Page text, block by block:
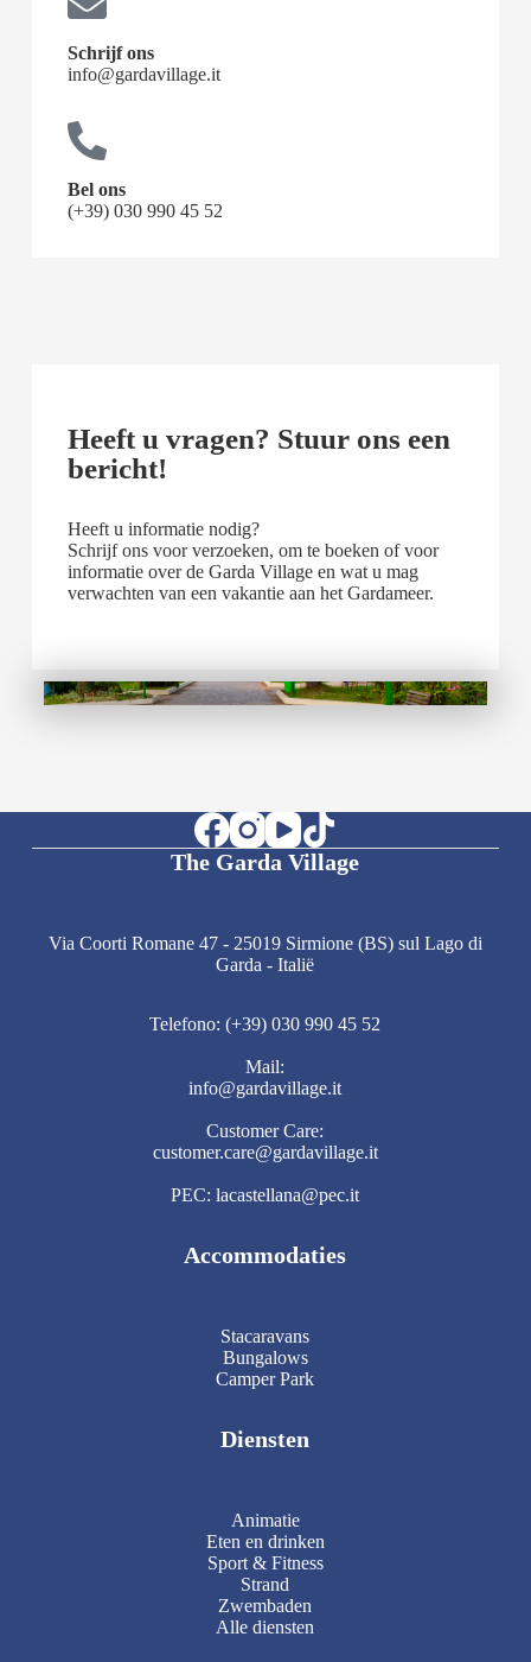
Schrijf ons
info@gardavillage.it
Bel ons
(+39) 030 990 45 52
Heeft u vragen? Stuur ons een
bericht!
Heeft u informatie nodig?
Schrijf ons voor verzoeken, om te boeken of voor
informatie over de Garda Village en wat u mag
verwachten van een vakantie aan het Gardameer.
The Garda Village
Via Coorti Romane 47 - 25019 Sirmione (BS) sul Lago di
Garda - Italië
Telefono: (+39) 030 990 45 52
Mail:
info@gardavillage.it
Customer Care:
customer.care@gardavillage.it
PEC: lacastellana@pec.it
Accommodaties
Stacaravans
Bungalows
Camper Park
Diensten
Animatie
Eten en drinken
Sport & Fitness
Strand
Zwembaden
Alle diensten